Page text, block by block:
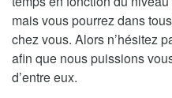
mais vous pourrez dans
chez vous. Alors n’hésitez
afin que nous puissions
d’entre eux.